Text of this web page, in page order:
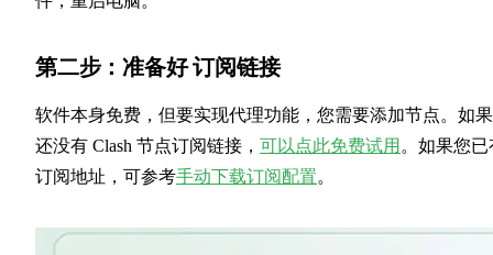
第二步：准备好 订阅链接
软件本身免费，但要实现代理功能，您需要添加节点。如
还没有 Clash 节点订阅链接， 可以点此免费试用 。如果您已
订阅地址，可参考手动下载订阅配置。